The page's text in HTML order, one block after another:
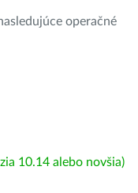
operačné
10.14 alebo novšia)